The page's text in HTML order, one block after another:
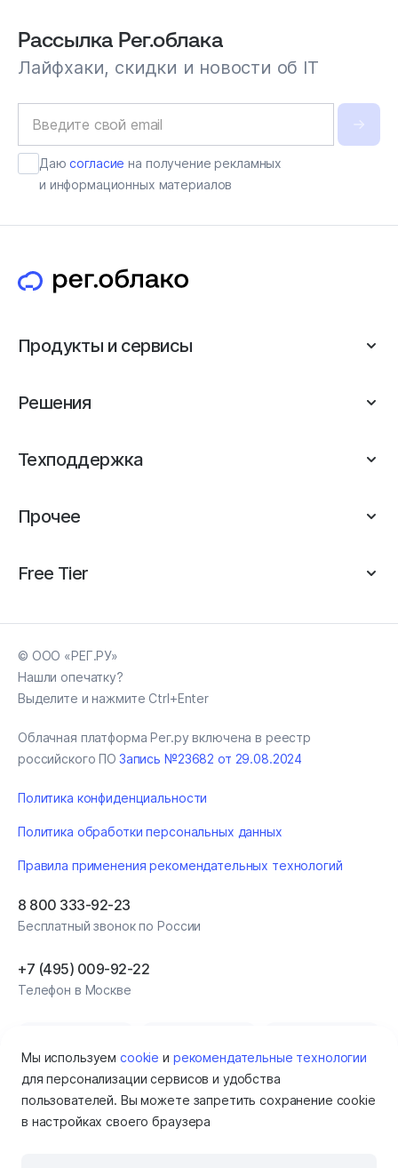
Рассылка Рег.облака
Лайфхаки, скидки и новости об IT
Даюсогласие на получение рекламных
и информационных материалов
Продукты и сервисы
Решения
Техподдержка
Прочее
Free Tier
© ООО «РЕГ.РУ»
Нашли опечатку?
Выделите и нажмите Ctrl+Enter
Облачная платформа Рег.ру включена в реестр
российского ПО Запись №23682 от 29.08.2024
Политика конфиденциальности
Политика обработки персональных данных
Правила применения рекомендательных технологий
8 800 333-92-23
Бесплатный звонок по России
+7 (495) 009‑92‑22
Телефон в Москве
Мы используемcookie и рекомендательные технологии
для персонализации сервисов и удобства
пользователей. Вы можете запретить сохранение cookie
в настройках своего браузера